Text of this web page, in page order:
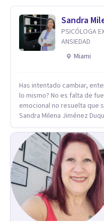
Sandra
PSICÓLOGA
ANSIEDAD
Miami
Has intentado cambiar,
lo mismo? No es falta de
emocional no resuelta que
Sandra Milena Jiménez
profesionales más
ansiedad, la baja
conflictos de pareja. Ha trabajado con pacientes en
diferentes países,
enfoque terapéutico se
trabaja el síntoma, trabaja la
metodología interviene en
sistema emocional,
infancia y reestructuración